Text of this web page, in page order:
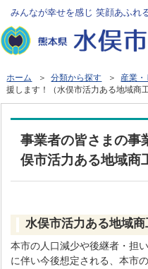
みんなが幸せを感じ 笑顔あふれ
ホーム ＞分類から探す ＞ 産業・
援します！（水俣市活力ある地域商
事業者の皆さまの事
俣市活力ある地域商
水俣市活力ある地域
本市の人口減少や後継者・担
に伴い今後想定される、本市